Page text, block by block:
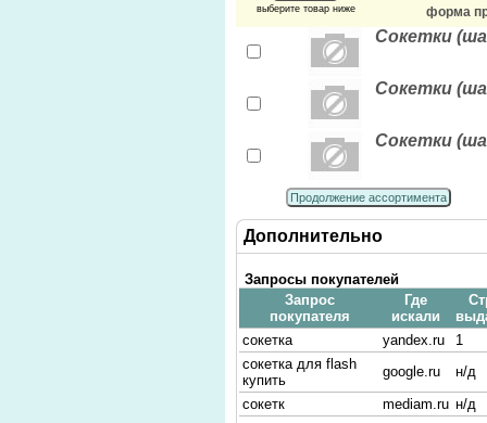
выберите товар ниже
форма
Сокетки
Сокетки
Сокетки
Продолжение ассортимента
Дополнительно
Запросы покупателей
Запрос
покупателя
Где
искали
сокетка
yandex.ru
1
сокетка для flash
купить
google.ru
н/д
сокетк
mediam.ru н/д